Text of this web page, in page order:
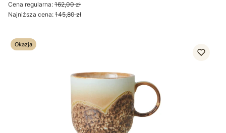
Cena regularna: 162,00 zł
Najniższa cena: 145,80 zł
Okazja